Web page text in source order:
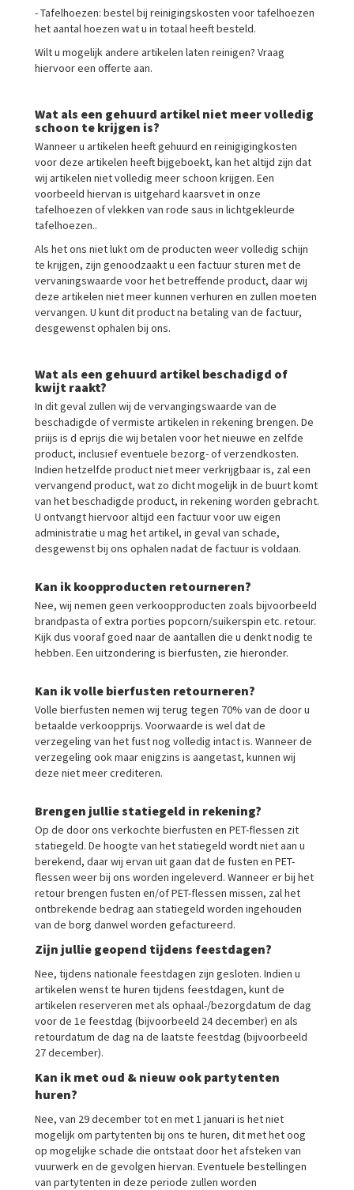
- Tafelhoezen: bestel bij reinigingskosten voor tafelhoezen
het aantal hoezen wat u in totaal heeft besteld.
Wilt u mogelijk andere artikelen laten reinigen? Vraag
hiervoor een offerte aan.
Wat als een gehuurd artikel niet meer volledig
schoon te krijgen is?
Wanneer u artikelen heeft gehuurd en reinigigingkosten
voor deze artikelen heeft bijgeboekt, kan het altijd zijn dat
wij artikelen niet volledig meer schoon krijgen. Een
voorbeeld hiervan is uitgehard kaarsvet in onze
tafelhoezen of vlekken van rode saus in lichtgekleurde
tafelhoezen..
Als het ons niet lukt om de producten weer volledig schijn
te krijgen, zijn genoodzaakt u een factuur sturen met de
vervaningswaarde voor het betreffende product, daar wij
deze artikelen niet meer kunnen verhuren en zullen moeten
vervangen. U kunt dit product na betaling van de factuur,
desgewenst ophalen bij ons.
Wat als een gehuurd artikel beschadigd of
kwijt raakt?
In dit geval zullen wij de vervangingswaarde van de
beschadigde of vermiste artikelen in rekening brengen. De
priijs is d eprijs die wij betalen voor het nieuwe en zelfde
product, inclusief eventuele bezorg- of verzendkosten.
Indien hetzelfde product niet meer verkrijgbaar is, zal een
vervangend product, wat zo dicht mogelijk in de buurt komt
van het beschadigde product, in rekening worden gebracht.
U ontvangt hiervoor altijd een factuur voor uw eigen
administratie u mag het artikel, in geval van schade,
desgewenst bij ons ophalen nadat de factuur is voldaan.
Kan ik koopproducten retourneren?
Nee, wij nemen geen verkoopproducten zoals bijvoorbeeld
brandpasta of extra porties popcorn/suikerspin etc. retour.
Kijk dus vooraf goed naar de aantallen die u denkt nodig te
hebben. Een uitzondering is bierfusten, zie hieronder.
Kan ik volle bierfusten retourneren?
Volle bierfusten nemen wij terug tegen 70% van de door u
betaalde verkoopprijs. Voorwaarde is wel dat de
verzegeling van het fust nog volledig intact is. Wanneer de
verzegeling ook maar enigzins is aangetast, kunnen wij
deze niet meer crediteren.
Brengen jullie statiegeld in rekening?
Op de door ons verkochte bierfusten en PET-flessen zit
statiegeld. De hoogte van het statiegeld wordt niet aan u
berekend, daar wij ervan uit gaan dat de fusten en PET-
flessen weer bij ons worden ingeleverd. Wanneer er bij het
retour brengen fusten en/of PET-flessen missen, zal het
ontbrekende bedrag aan statiegeld worden ingehouden
van de borg danwel worden gefactureerd.
Zijn jullie geopend tijdens feestdagen?
Nee, tijdens nationale feestdagen zijn gesloten. Indien u
artikelen wenst te huren tijdens feestdagen, kunt de
artikelen reserveren met als ophaal-/bezorgdatum de dag
voor de 1e feestdag (bijvoorbeeld 24 december) en als
retourdatum de dag na de laatste feestdag (bijvoorbeeld
27 december).
Kan ik met oud & nieuw ook partytenten
huren?
Nee, van 29 december tot en met 1 januari is het niet
mogelijk om partytenten bij ons te huren, dit met het oog
op mogelijke schade die ontstaat door het afsteken van
vuurwerk en de gevolgen hiervan. Eventuele bestellingen
van partytenten in deze periode zullen worden